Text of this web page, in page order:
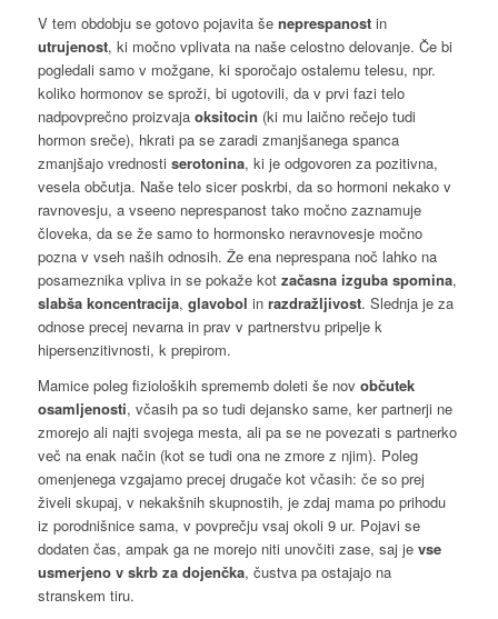
V tem obdobju se gotovo pojavita še neprespanostin
utrujenost, ki močno vplivata na naše celostno delovanje. Če bi
pogledali samo v možgane, ki sporočajo ostalemu telesu, npr.
koliko hormonov se sproži, bi ugotovili, da v prvi fazi telo
nadpovprečno proizvaja oksitocin (ki mu laično rečejo tudi
hormon sreče), hkrati pa se zaradi zmanjšanega spanca
zmanjšajo vrednosti serotonina, ki je odgovoren za pozitivna,
vesela občutja. Naše telo sicer poskrbi, da so hormoni nekako v
ravnovesju, a vseeno neprespanost tako močno zaznamuje
človeka, da se že samo to hormonsko neravnovesje močno
pozna v vseh naših odnosih. Že ena neprespana noč lahko na
posameznika vpliva in se pokaže kot začasna izguba spomina,
slabša koncentracija, glavobol in razdražljivost. Slednja je za
odnose precej nevarna in prav v partnerstvu pripelje k
hipersenzitivnosti, k prepirom.
Mamice poleg fizioloških sprememb doleti še nov občutek
osamljenosti, včasih pa so tudi dejansko same, ker partnerji ne
zmorejo ali najti svojega mesta, ali pa se ne povezati s partnerko
več na enak način (kot se tudi ona ne zmore z njim). Poleg
omenjenega vzgajamo precej drugače kot včasih: če so prej
živeli skupaj, v nekakšnih skupnostih, je zdaj mama po prihodu
iz porodnišnice sama, v povprečju vsaj okoli 9 ur. Pojavi se
dodaten čas, ampak ga ne morejo niti unovčiti zase, saj je vse
usmerjeno v skrb za dojenčka, čustva pa ostajajo na
stranskem tiru.